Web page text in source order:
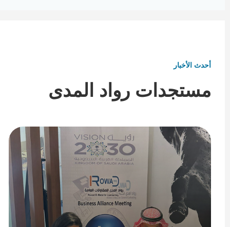
أحدث الأخبار
مستجدات رواد المدى